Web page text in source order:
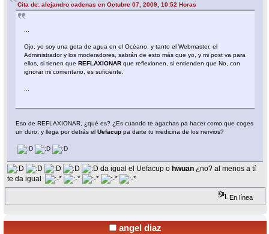
Cita de: alejandro cadenas en Octubre 07, 2009, 10:52 Horas
Ojo, yo soy una gota de agua en el Océano, y tanto el Webmaster, el
Administrador y los moderadores, sabrán de esto más que yo, y mi post va para
ellos, si tienen queREFLAXIONAR que reflexionen, si entienden que No, con
ignorar mi comentario, es suficiente.
Eso de REFLAXIONAR, ¿qué es? ¿Es cuando te agachas pa hacer como que coges
un duro, y llega por detrás elUefacup pa darte tu medicina de los nervios?
da igual el Uefacup o hwuan ¿no? al menos a tí
te da igual
En línea
angel diaz